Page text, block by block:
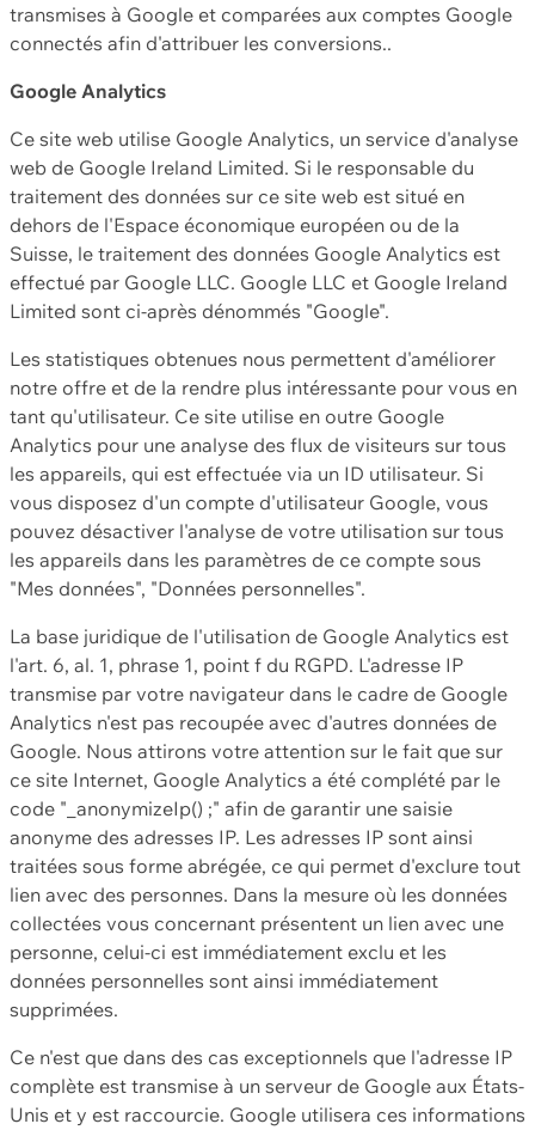
transmises à Google et comparées aux comptes Google
connectés afin d'attribuer les conversions..
Google Analytics
Ce site web utilise Google Analytics, un service d'analyse
web de Google Ireland Limited. Si le responsable du
traitement des données sur ce site web est situé en
dehors de l'Espace économique européen ou de la
Suisse, le traitement des données Google Analytics est
effectué par Google LLC. Google LLC et Google Ireland
Limited sont ci-après dénommés "Google".
Les statistiques obtenues nous permettent d'améliorer
notre offre et de la rendre plus intéressante pour vous en
tant qu'utilisateur. Ce site utilise en outre Google
Analytics pour une analyse des flux de visiteurs sur tous
les appareils, qui est effectuée via un ID utilisateur. Si
vous disposez d'un compte d'utilisateur Google, vous
pouvez désactiver l'analyse de votre utilisation sur tous
les appareils dans les paramètres de ce compte sous
"Mes données", "Données personnelles".
La base juridique de l'utilisation de Google Analytics est
l'art. 6, al. 1, phrase 1, point f du RGPD. L'adresse IP
transmise par votre navigateur dans le cadre de Google
Analytics n'est pas recoupée avec d'autres données de
Google. Nous attirons votre attention sur le fait que sur
ce site Internet, Google Analytics a été complété par le
code "_anonymizeIp() ;" afin de garantir une saisie
anonyme des adresses IP. Les adresses IP sont ainsi
traitées sous forme abrégée, ce qui permet d'exclure tout
lien avec des personnes. Dans la mesure où les données
collectées vous concernant présentent un lien avec une
personne, celui-ci est immédiatement exclu et les
données personnelles sont ainsi immédiatement
supprimées.
Ce n'est que dans des cas exceptionnels que l'adresse IP
complète est transmise à un serveur de Google aux États-
Unis et y est raccourcie. Google utilisera ces informations